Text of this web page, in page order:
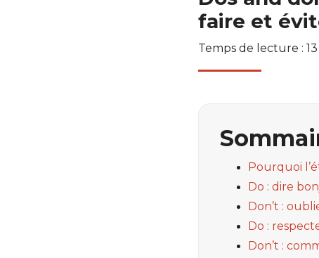
faire et
Temps de lecture :
Pourquoi
Do : dire
Don’t :
Do :
Don’t :